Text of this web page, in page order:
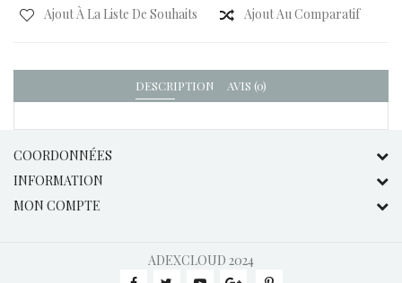
Ajout À La Liste De Souhaits Ajout Au Comparatif
DESCRIPTION AVIS (0)
COORDONNÉES
INFORMATION
MON COMPTE
ADEXCLOUD 2024